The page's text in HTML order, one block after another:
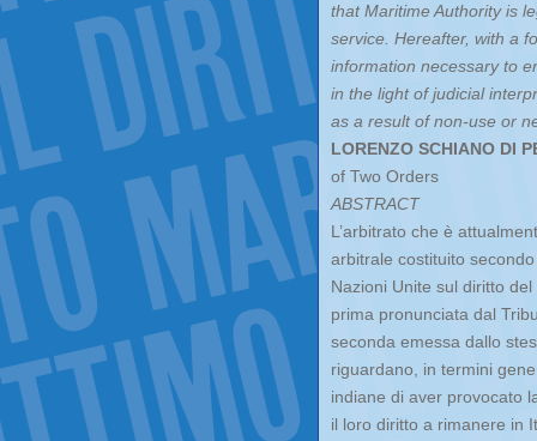
that Maritime Authority is
service. Hereafter, with a
information necessary to
in the light of judicial
as a result of non-use or
LORENZO SCHIANO DI
of Two Orders
ABSTRACT
L’arbitrato che è
arbitrale costituito
Nazioni Unite sul diritto
prima pronunciata dal
seconda emessa dallo
riguardano, in termini
indiane di aver provocato
il loro diritto a rimanere in